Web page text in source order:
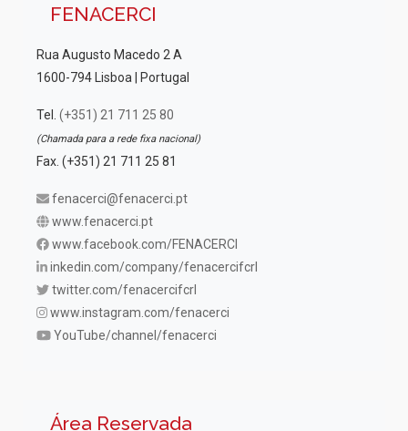
FENACERCI
Rua Augusto Macedo 2 A
1600-794 Lisboa | Portugal
Tel. (+351) 21 711 25 80
(Chamada para a rede fixa nacional)
Fax. (+351) 21 711 25 81
fenacerci@fenacerci.pt
www.fenacerci.pt
www.facebook.com/FENACERCI
inkedin.com/company/fenacercifcrl
twitter.com/fenacercifcrl
www.instagram.com/fenacerci
YouTube/channel/fenacerci
Área Reservada